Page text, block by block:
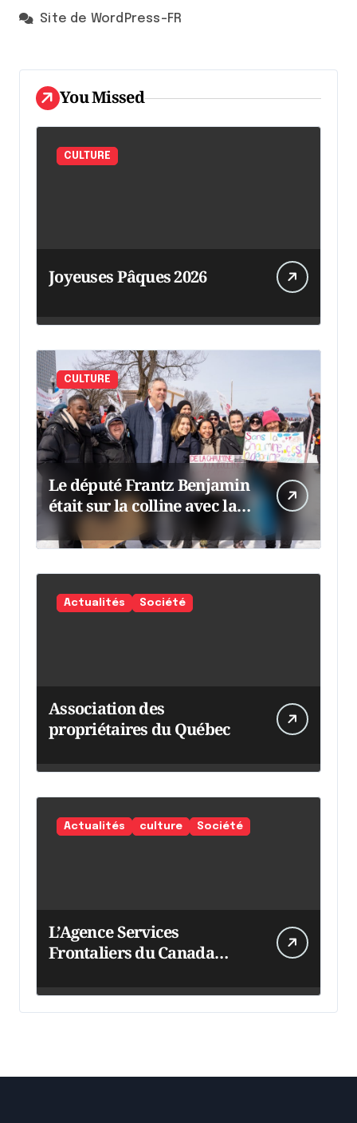
Site de WordPress-FR
You Missed
CULTURE
Joyeuses Pâques 2026
CULTURE
Le député Frantz Benjamin
était sur la colline avec la
chaumine
Actualités Société
Association des
propriétaires du Québec
Actualités culture Société
L’Agence Services
Frontaliers du Canada